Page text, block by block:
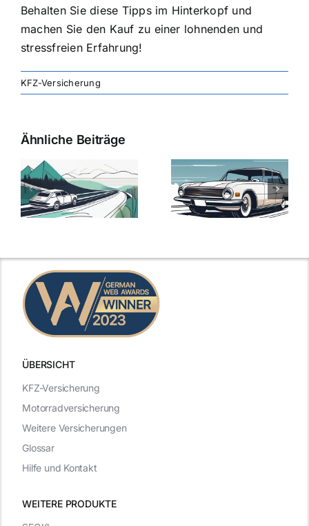
Behalten Sie diese Tipps im Hinterkopf und
machen Sie den Kauf zu einer lohnenden und
stressfreien Erfahrung!
KFZ-Versicherung
Ähnliche Beiträge
Versicherung:
Günstige Kfz-
Versicherungstarife
mit Top-
Kfz-
Die besten
Angebote im
ÜBERSICHT
WEITERE PRODUKTE
KFZ-Versicherung
Motorradversicherung
Weitere Versicherungen
Glossar
Hilfe und Kontakt